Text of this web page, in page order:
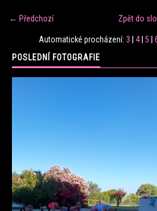
FITNESS TRÉNINK
VERONIKA FRÁNOVÁ
FOTOALBUM
KE STAŽENÍ
← Předchozí Zpět do
Automatické procházení: 3 4| 5
POSLEDNÍ FOTOGRAFIE